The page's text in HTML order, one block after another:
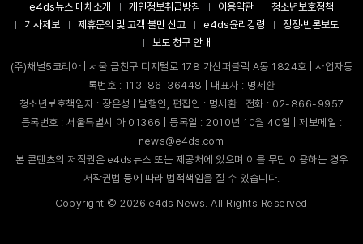
e4ds뉴스 매체소개 개인정보취급방침 이용약관
청소년보호정책
기사제보
제휴문의 및 고객 불만 신고 e4ds윤리강령
정정·반론보도
보도 청구 안내
(주)채널5코리아 | 서울 금천구 디지털로 178 가산퍼블릭 A동 1824호 | 사업자등
록번호 : 113-86-36448 | 대표자 : 명세환
청소년보호책임자 : 장은성 | 발행인, 편집인 : 명세환 | 전화 : 02-866-9957
등록번호 : 서울특별시 아 01366 | 등록일 : 2010년 10월 40일 | 제보메일 :
news@e4ds.com
본 콘텐츠의 저작권은 e4ds뉴스 또는 제공처에 있으며 이를 무단 이용하는 경우
저작권법 등에 따라 법적책임을 질 수 있습니다.
Copyright ©2026 e4ds News. All Rights Reserved